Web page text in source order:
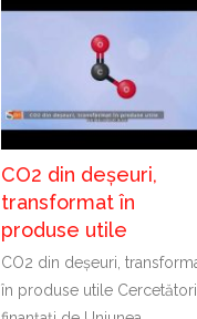
CO2 din deșeuri,
transformat în
produse utile
CO2 din deșeuri,
în produse utile